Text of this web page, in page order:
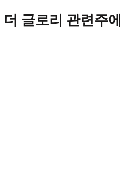
Skip
to
더 글로리 관련주